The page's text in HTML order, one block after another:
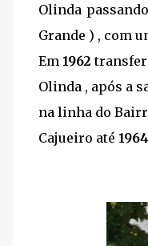
Olinda
Grande ) , com
Em 1962
Olinda , após a
na linha do
Cajueiro até 1964